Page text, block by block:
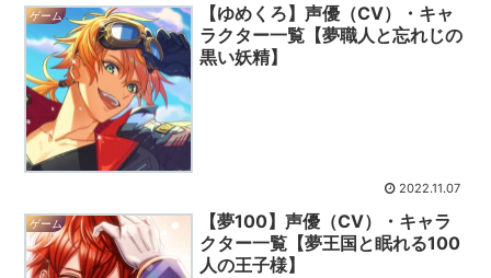
ゲーム
【ゆめくろ】声優（CV）・キャ
ラクター一覧【夢職人と忘れじの
黒い妖精】
2022.11.07
ゲーム
【夢100】声優（CV）・キャラ
クター一覧【夢王国と眠れる100
人の王子様】